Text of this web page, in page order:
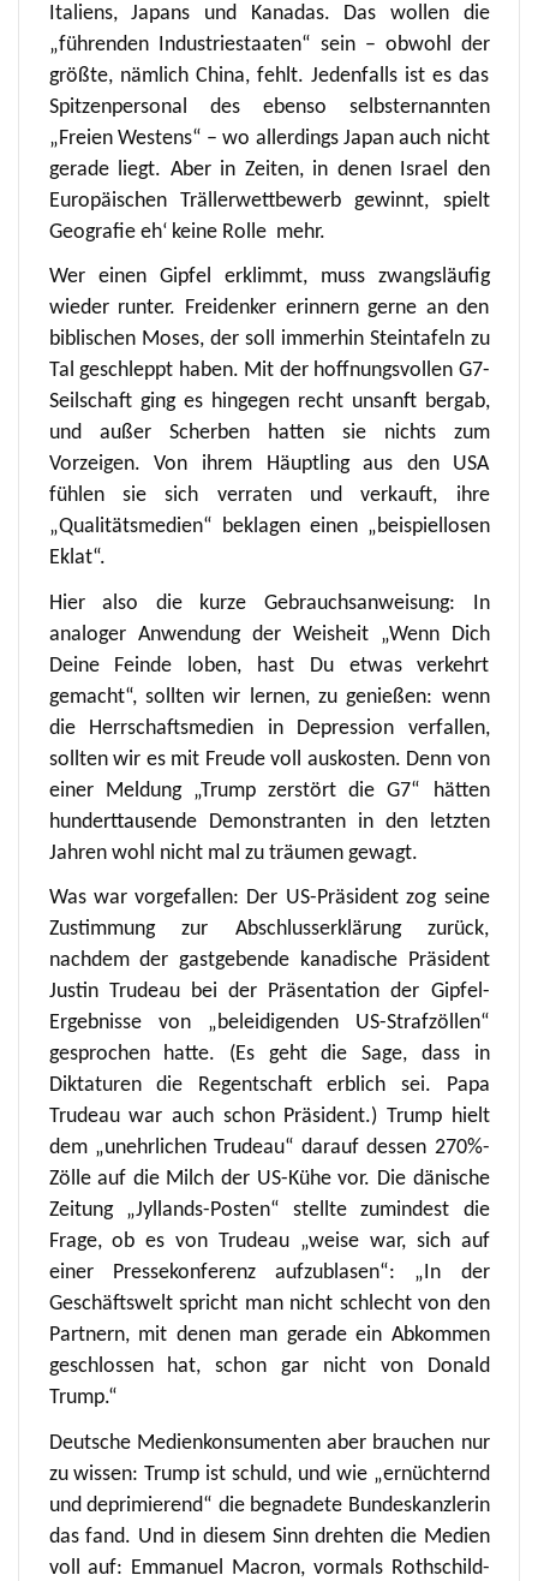
Italiens, Japans und Kanadas. Das wollen die
„führenden Industriestaaten“ sein – obwohl der
größte, nämlich China, fehlt. Jedenfalls ist es das
Spitzenpersonal des ebenso selbsternannten
„Freien Westens“ – wo allerdings Japan auch nicht
gerade liegt. Aber in Zeiten, in denen Israel den
Europäischen Trällerwettbewerb gewinnt, spielt
Geografie eh‘ keine Rolle mehr.
Wer einen Gipfel erklimmt, muss zwangsläufig
wieder runter. Freidenker erinnern gerne an den
biblischen Moses, der soll immerhin Steintafeln zu
Tal geschleppt haben. Mit der hoffnungsvollen G7-
Seilschaft ging es hingegen recht unsanft bergab,
und außer Scherben hatten sie nichts zum
Vorzeigen. Von ihrem Häuptling aus den USA
fühlen sie sich verraten und verkauft, ihre
„Qualitätsmedien“ beklagen einen „beispiellosen
Eklat“.
Hier also die kurze Gebrauchsanweisung: In
analoger Anwendung der Weisheit „Wenn Dich
Deine Feinde loben, hast Du etwas verkehrt
gemacht“, sollten wir lernen, zu genießen: wenn
die Herrschaftsmedien in Depression verfallen,
sollten wir es mit Freude voll auskosten. Denn von
einer Meldung „Trump zerstört die G7“ hätten
hunderttausende Demonstranten in den letzten
Jahren wohl nicht mal zu träumen gewagt.
Was war vorgefallen: Der US-Präsident zog seine
Zustimmung zur Abschlusserklärung zurück,
nachdem der gastgebende kanadische Präsident
Justin Trudeau bei der Präsentation der Gipfel-
Ergebnisse von „beleidigenden US-Strafzöllen“
gesprochen hatte. (Es geht die Sage, dass in
Diktaturen die Regentschaft erblich sei. Papa
Trudeau war auch schon Präsident.) Trump hielt
dem „unehrlichen Trudeau“ darauf dessen 270%-
Zölle auf die Milch der US-Kühe vor. Die dänische
Zeitung „Jyllands-Posten“ stellte zumindest die
Frage, ob es von Trudeau „weise war, sich auf
einer Pressekonferenz aufzublasen“: „In der
Geschäftswelt spricht man nicht schlecht von den
Partnern, mit denen man gerade ein Abkommen
geschlossen hat, schon gar nicht von Donald
Trump.“
Deutsche Medienkonsumenten aber brauchen nur
zu wissen: Trump ist schuld, und wie „ernüchternd
und deprimierend“ die begnadete Bundeskanzlerin
das fand. Und in diesem Sinn drehten die Medien
voll auf: Emmanuel Macron, vormals Rothschild-